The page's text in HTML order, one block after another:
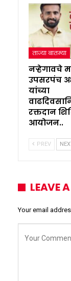
ताज्या बातम्या
नऱ्हेगावचे
उपसरपंच
यांच्या
रक्तदान
आयोजन..
PREV
LEAVE
Your email